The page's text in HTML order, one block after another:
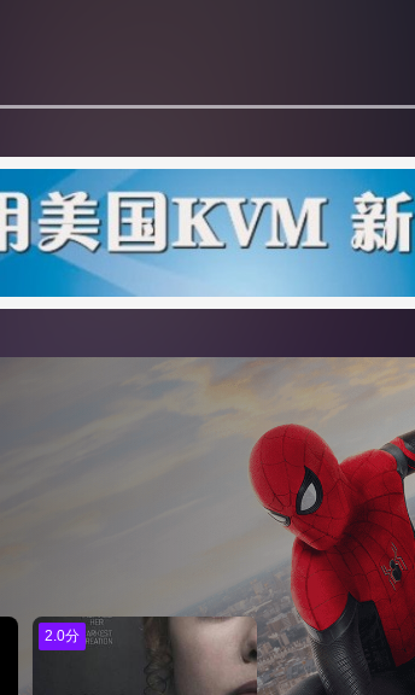
2.0分